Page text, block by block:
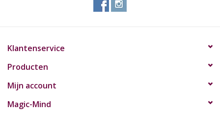
Klantenservice
Producten
Mijn account
Magic-Mind